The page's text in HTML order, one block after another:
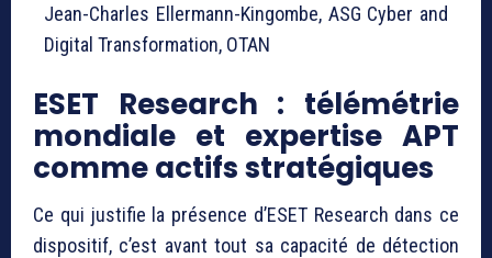
Jean-Charles Ellermann-Kingombe, ASG Cyber and
Digital Transformation, OTAN
ESET Research : télémétrie
mondiale et expertise APT
comme actifs stratégiques
Ce qui justifie la présence d’ESET Research dans ce
dispositif, c’est avant tout sa capacité de détection